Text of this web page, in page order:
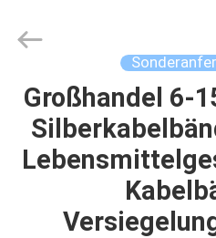
ZU
HAUSE
PRODUKTE
Exporting
Reserved.Großhandel 6-